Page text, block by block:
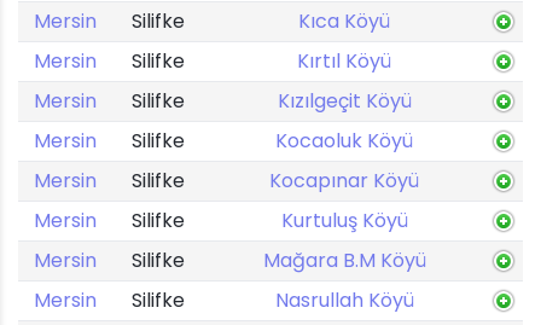
Mersin
Silifke
Kıca Köyü
Mersin
Silifke
Kırtıl Köyü
Mersin
Silifke
Kızılgeçit Köyü
Mersin
Silifke
Kocaoluk Köyü
Mersin
Silifke
Kocapınar Köyü
Mersin
Silifke
Kurtuluş Köyü
Mersin
Silifke
Mağara B.M Köyü
Mersin
Silifke
Nasrullah Köyü